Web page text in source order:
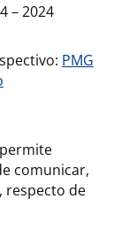
– 2024
PMG
comunicar,
respecto de